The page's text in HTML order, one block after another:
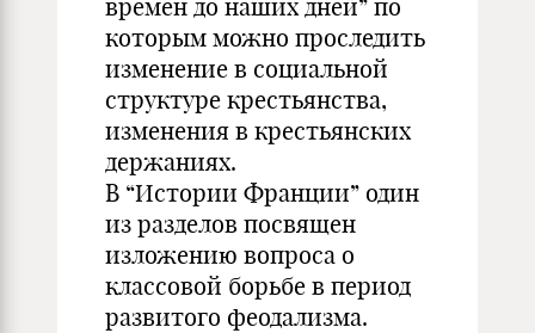
времен до наших дней” по
которым можно проследить
изменение в социальной
структуре крестьянства,
изменения в крестьянских
держаниях.
В “Истории Франции” один
из разделов посвящен
изложению вопроса о
классовой борьбе в период
развитого феодализма.